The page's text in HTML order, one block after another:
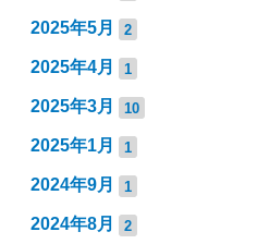
2025年5月 2
2025年4月 1
2025年3月 10
2025年1月 1
2024年9月 1
2024年8月 2